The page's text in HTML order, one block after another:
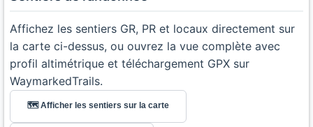
Affichez les sentiers GR, PR et locaux directement sur
la carte ci-dessus, ou ouvrez la vue complète avec
profil altimétrique et téléchargement GPX sur
WaymarkedTrails.
🗺️ Afficher les sentiers sur la carte